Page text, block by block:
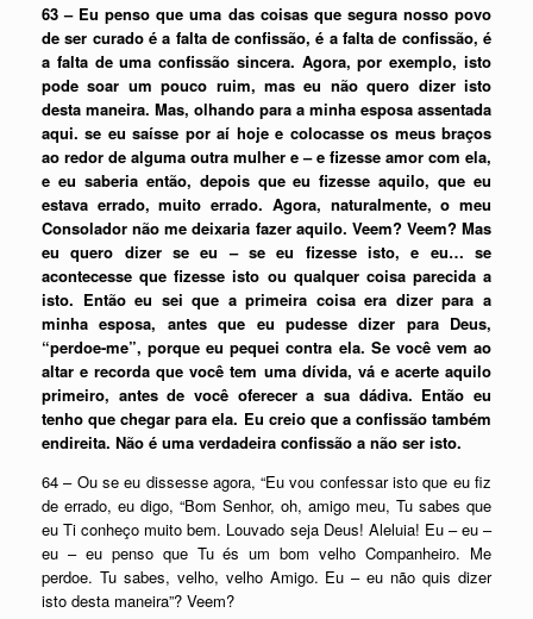
63 – Eu penso que uma das coisas que segura nosso povo
de ser curado é a falta de confissão, é a falta de confissão, é
a falta de uma confissão sincera. Agora, por exemplo, isto
pode soar um pouco ruim, mas eu não quero dizer isto
desta maneira. Mas, olhando para a minha esposa assentada
aqui. se eu saísse por aí hoje e colocasse os meus braços
ao redor de alguma outra mulher e – e fizesse amor com ela,
e eu saberia então, depois que eu fizesse aquilo, que eu
estava errado, muito errado. Agora, naturalmente, o meu
Consolador não me deixaria fazer aquilo. Veem? Veem? Mas
eu quero dizer se eu – se eu fizesse isto, e eu… se
acontecesse que fizesse isto ou qualquer coisa parecida a
isto. Então eu sei que a primeira coisa era dizer para a
minha esposa, antes que eu pudesse dizer para Deus,
“perdoe-me”, porque eu pequei contra ela. Se você vem ao
altar e recorda que você tem uma dívida, vá e acerte aquilo
primeiro, antes de você oferecer a sua dádiva. Então eu
tenho que chegar para ela. Eu creio que a confissão também
endireita. Não é uma verdadeira confissão a não ser isto.
64 – Ou se eu dissesse agora, “Eu vou confessar isto que eu fiz
de errado, eu digo, “Bom Senhor, oh, amigo meu, Tu sabes que
eu Ti conheço muito bem. Louvado seja Deus! Aleluia! Eu – eu –
eu – eu penso que Tu és um bom velho Companheiro. Me
perdoe. Tu sabes, velho, velho Amigo. Eu – eu não quis dizer
isto desta maneira”? Veem?